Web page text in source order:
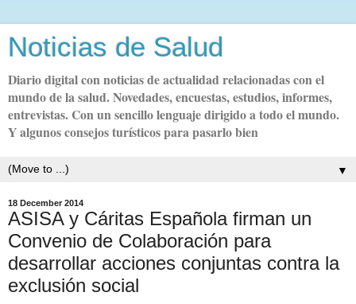
Noticias de Salud
Diario digital con noticias de actualidad relacionadas con el
mundo de la salud. Novedades, encuestas, estudios, informes,
entrevistas. Con un sencillo lenguaje dirigido a todo el mundo.
Y algunos consejos turísticos para pasarlo bien
▼
18 December 2014
ASISA y Cáritas Española firman un
Convenio de Colaboración para
desarrollar acciones conjuntas contra la
exclusión social